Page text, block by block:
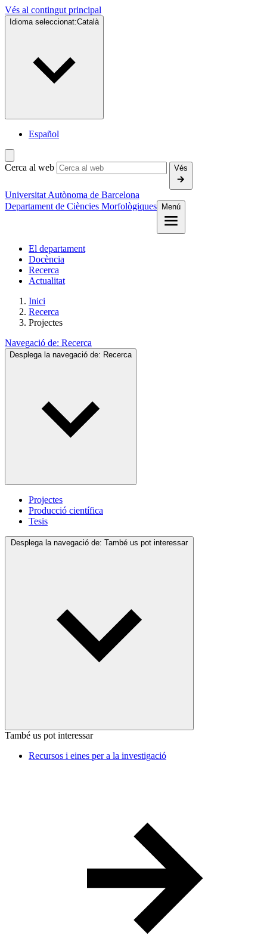
Vés al contingut principal
Idioma seleccionat:Català
Español
Cerca al web Vés
Universitat Autònoma de Barcelona
Departament de Ciències Morfològiques
Menú
El departament
Docència
Recerca
Actualitat
Inici
Recerca
Projectes
Navegació de: Recerca
Desplega la navegació de: Recerca
Projectes
Producció científica
Tesis
Desplega la navegació de: També us pot interessar
També us pot interessar
Recursos i eines per a la investigació